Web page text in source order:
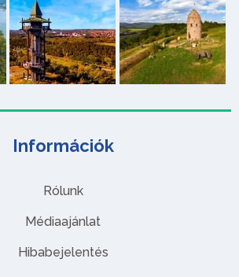
Információk
Rólunk
Médiaajánlat
Hibabejelentés